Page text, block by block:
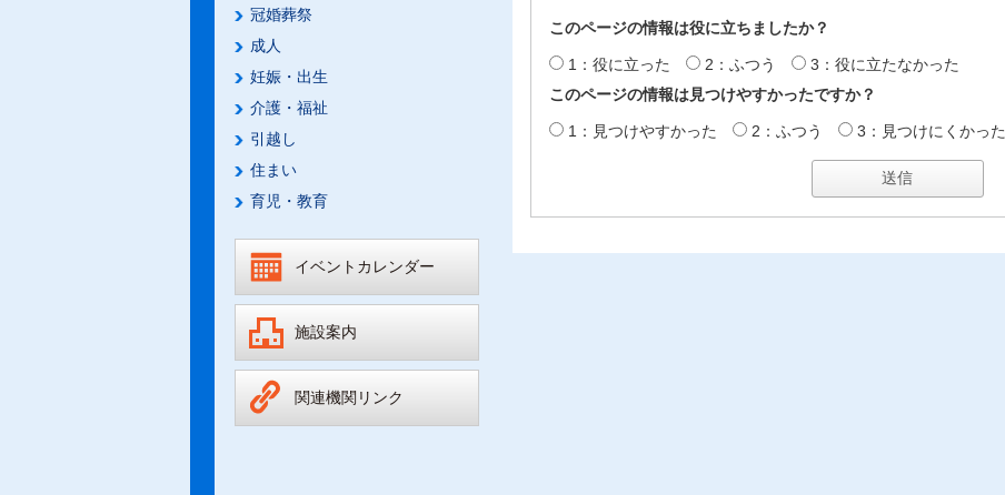
冠婚葬祭
成人
妊娠・出生
介護・福祉
引越し
住まい
育児・教育
イベントカレンダー
施設案内
関連機関リンク
このページの情報は役に立ちましたか？
1：役に立った 2：ふつう
3：役に立たなかった
このページの情報は見つけやすかったですか？
1：見つけやすかった 2：ふつう 3：見つけにくかった